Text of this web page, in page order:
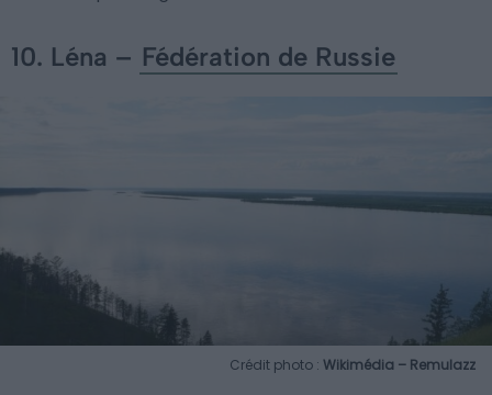
10. Léna – Fédération de Russie
Crédit photo : Wikimédia – Remulazz